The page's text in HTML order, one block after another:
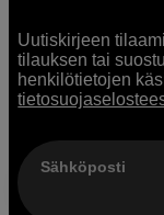
Uutiskirjeen
tilauksen tai
henkilötietojen
Sähköposti